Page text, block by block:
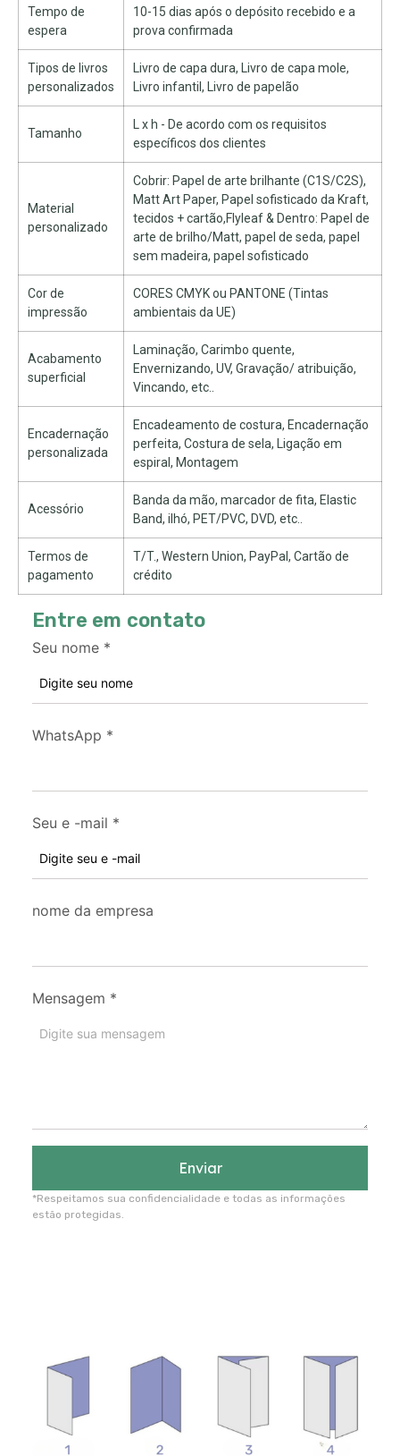
Tempo de
espera
10-15 dias após o depósito recebido e a
prova confirmada
Tipos de livros
personalizados
Livro de capa dura, Livro de capa mole,
Livro infantil, Livro de papelão
Tamanho
L x h - De acordo com os requisitos
específicos dos clientes
Material
personalizado
Cobrir: Papel de arte brilhante (C1S/C2S),
Matt Art Paper, Papel sofisticado da Kraft,
tecidos + cartão,Flyleaf & Dentro: Papel de
arte de brilho/Matt, papel de seda, papel
sem madeira, papel sofisticado
Cor de
impressão
CORES CMYK ou PANTONE (Tintas
ambientais da UE)
Acabamento
superficial
Laminação, Carimbo quente,
Envernizando, UV, Gravação/ atribuição,
Vincando, etc..
Encadernação
personalizada
Encadeamento de costura, Encadernação
perfeita, Costura de sela, Ligação em
espiral, Montagem
Acessório
Banda da mão, marcador de fita, Elastic
Band, ilhó, PET/PVC, DVD, etc..
Termos de
pagamento
T/T., Western Union, PayPal, Cartão de
crédito
Entre em contato
Seu nome *
WhatsApp *
Seu e -mail *
nome da empresa
Mensagem *
Enviar
*Respeitamos sua confidencialidade e todas as informações
estão protegidas.